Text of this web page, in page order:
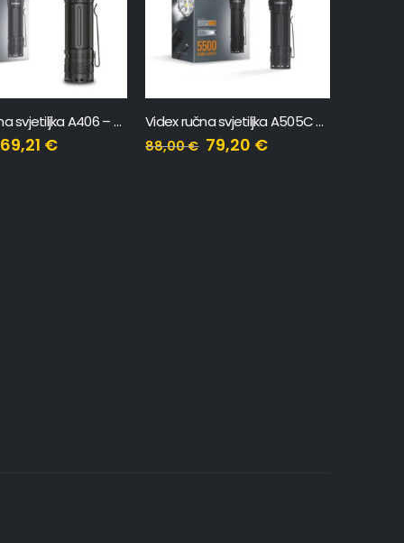
Videx ručna svjetiljka A406 – 4000Lm
69,21 €
Videx ručna svjetiljka A505C – 5500Lm
88,00€ 79,20 €